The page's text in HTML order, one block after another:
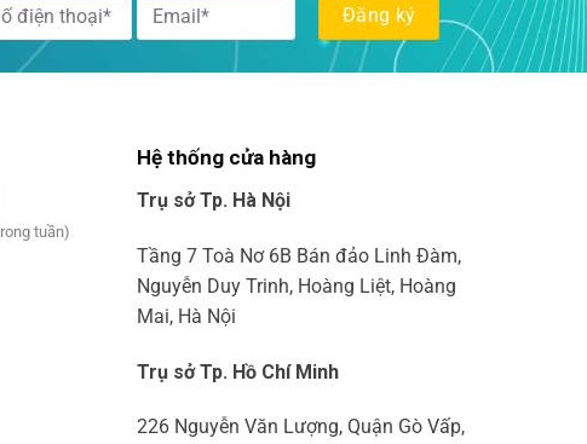
tuần)
Hệ thống cửa hàng
Trụ sở Tp. Hà Nội
Tầng 7 Toà Nơ 6B Bán đảo Linh Đàm,
Nguyễn Duy Trinh, Hoàng Liệt, Hoàng
Mai, Hà Nội
Trụ sở Tp. Hồ Chí Minh
226 Nguyễn Văn Lượng, Quận Gò Vấp,